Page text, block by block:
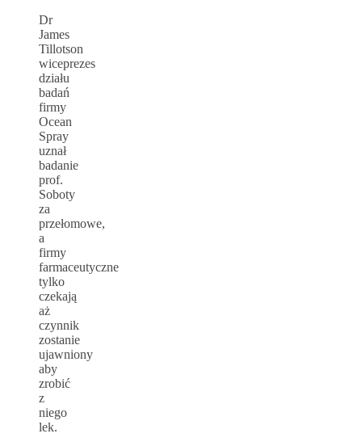
Dr
James
Tillotson
wiceprezes
działu
badań
firmy
Ocean
Spray
uznał
badanie
prof.
Soboty
za
przełomowe,
a
firmy
farmaceutyczne
tylko
czekają
aż
czynnik
zostanie
ujawniony
aby
zrobić
z
niego
lek.